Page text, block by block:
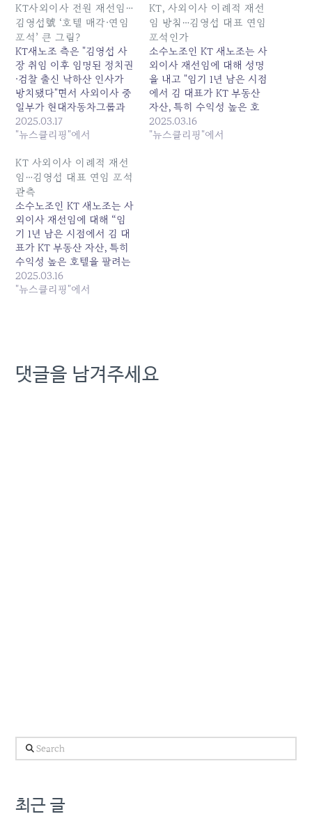
KT사외이사 전원 재선임…
김영섭號 ‘호텔 매각·연임
포석’ 큰 그림?
KT새노조 측은 "김영섭 사
장 취임 이후 임명된 정치권
·검찰 출신 낙하산 인사가
방치됐다"면서 사외이사 중
일부가 현대자동차그룹과
연관됐다며 관련해 이사회
의 투명성을 확보해야 한다
된... 원본 기사: KT사외이사
전원 재선임...김영섭號 '호
텔 매각·연임 포석' 큰 그림?
발행일: 2025-03-17
05:22:00
2025.03.17
"뉴스클리핑"에서
KT, 사외이사 이례적 재선
임 방침…김영섭 대표 연임
포석인가
소수노조인 KT 새노조는 사
외이사 재선임에 대해 성명
을 내고 "임기 1년 남은 시점
에서 김 대표가 KT 부동산
자산, 특히 수익성 높은 호
텔을 팔려는데도 이사회가
견제하지 않고 있다. 매각으
2025.03.16
"뉴스클리핑"에서
KT 사외이사 이례적 재선
임…김영섭 대표 연임 포석
관측
소수노조인 KT 새노조는 사
외이사 재선임에 대해 “임
기 1년 남은 시점에서 김 대
표가 KT 부동산 자산, 특히
수익성 높은 호텔을 팔려는
데도 이사회가 견제하지 않
고 있다. 매각으로 인한 단
2025.03.16
"뉴스클리핑"에서
댓글을 남겨주세요
Search
최근 글